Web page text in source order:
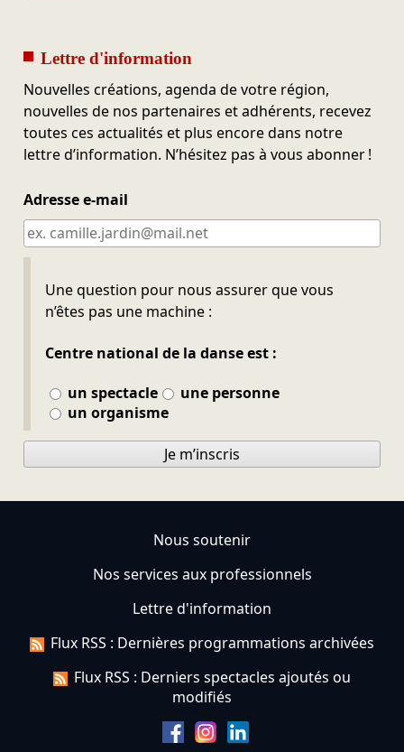
Lettre d'information
Nouvelles créations, agenda de votre région,
nouvelles de nos partenaires et adhérents, recevez
toutes ces actualités et plus encore dans notre
lettre d’information. N’hésitez pas à vous abonner !
Adresse e-mail
Une question pour nous assurer que vous
n’êtes pas une machine :
Centre national de la danse est :
un spectacle
une personne
un organisme
Ne pas remplir
Je m’inscris
Nous soutenir
Nos services aux professionnels
Lettre d'information
Flux RSS : Dernières programmations archivées
Flux RSS : Derniers spectacles ajoutés ou
modifiés